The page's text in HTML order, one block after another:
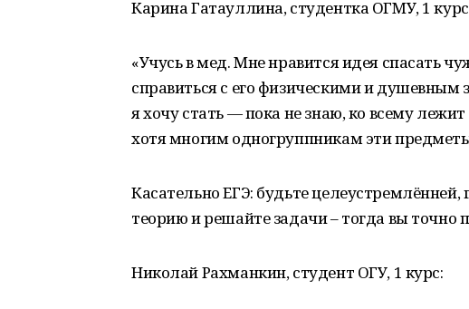
Карина Гатауллина, студентка ОГМУ, 1
«Учусь в мед. Мне нравится идея спасать
справиться с его физическими и
я хочу стать — пока не знаю, ко всему
хотя многим одногруппникам эти
Касательно ЕГЭ: будьте целеустремлённей,
теорию и решайте задачи – тогда вы точно
Николай Рахманкин, студент ОГУ, 1 курс: